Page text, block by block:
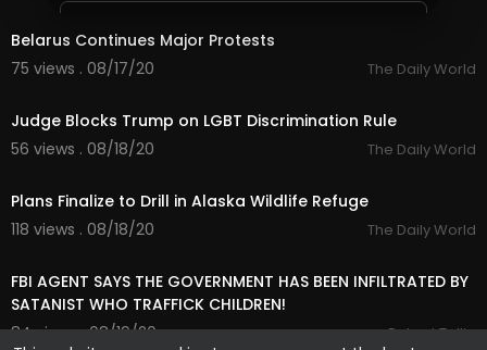
Belarus Continues Major Protests
75 views . 08/17/20
The Daily World
Judge Blocks Trump on LGBT Discrimination Rule
56 views . 08/18/20
The Daily World
Plans Finalize to Drill in Alaska Wildlife Refuge
118 views . 08/18/20
The Daily World
FBI AGENT SAYS THE GOVERNMENT HAS BEEN INFILTRATED BY
SATANIST WHO TRAFFICK CHILDREN!
84 views . 08/19/20
Robert Tallie